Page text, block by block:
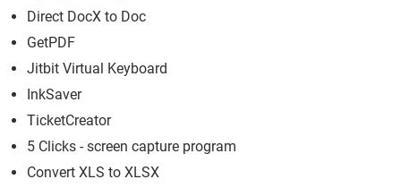
Direct DocX to Doc
GetPDF
Jitbit Virtual Keyboard
InkSaver
TicketCreator
5 Clicks - screen capture program
Convert XLS to XLSX